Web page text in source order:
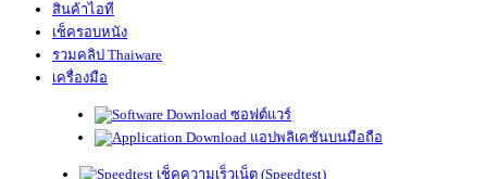
สินค้าไอที
เช็ครอบหนัง
รวมคลิป Thaiware
เครื่องมือ
ซอฟต์แวร์
แอปพลิเคชันบนมือถือ
เช็คความเร็วเน็ต (Speedtest)